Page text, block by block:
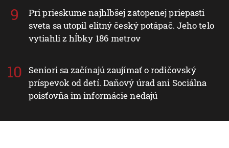
Pri prieskume najhlbšej zatopenej priepasti
sveta sa utopil elitný český potápač. Jeho telo
vytiahli z hĺbky 186 metrov
Seniori sa začínajú zaujímať o rodičovský
príspevok od detí. Daňový úrad ani Sociálna
poisťovňa im informácie nedajú